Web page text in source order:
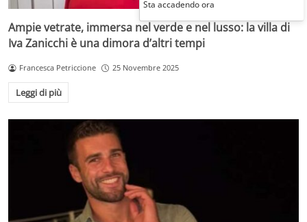
Ampie vetrate, immersa nel verde e nel lusso: la villa di
Iva Zanicchi è una dimora d’altri tempi
Francesca Petriccione 25 Novembre 2025
Leggi di più
Sta accadendo ora